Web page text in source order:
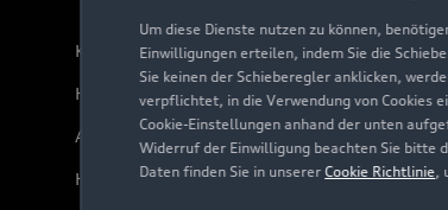
Um diese Dienste nutzen zu können,
Einwilligungen erteilen, indem Sie die
Sie keinen der Schieberegler anklicken,
verpflichtet, in die Verwendung von Cookies
Cookie-Einstellungen anhand der unten
Widerruf der Einwilligung beachten Sie bitte
Daten finden Sie in unsererCookie Richtlinie,
Kundenservice
Händlersuche
Audi Code
Häufige Fragen (FAQ)